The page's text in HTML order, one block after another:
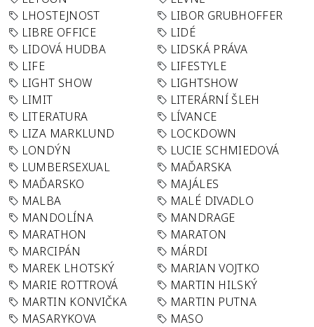
LHOSTEJNOST
LIBOR GRUBHOFFER
LIBRE OFFICE
LIDÉ
LIDOVÁ HUDBA
LIDSKÁ PRÁVA
LIFE
LIFESTYLE
LIGHT SHOW
LIGHTSHOW
LIMIT
LITERÁRNÍ ŠLEH
LITERATURA
LÍVANCE
LIZA MARKLUND
LOCKDOWN
LONDÝN
LUCIE SCHMIEDOVÁ
LUMBERSEXUAL
MAĎARSKA
MAĎARSKO
MAJÁLES
MALBA
MALÉ DIVADLO
MANDOLÍNA
MANDRAGE
MARATHON
MARATON
MARCIPÁN
MÁRDI
MAREK LHOTSKÝ
MARIAN VOJTKO
MARIE ROTTROVÁ
MARTIN HILSKÝ
MARTIN KONVIČKA
MARTIN PUTNA
MASARYKOVA
MASO